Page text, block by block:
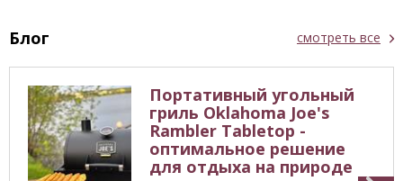
Блог смотреть все
Портативный угольный
гриль Oklahoma Joe's
Rambler Tabletop -
оптимальное решение
для отдыха на природе